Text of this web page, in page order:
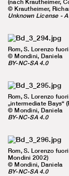
(nach Krautheimer,
© Krautheimer,
Unknown License -
Rom, S. Lorenzo
© Mondini, Daniela
BY-NC-SA 4.0
Rom, S. Lorenzo
„intermediate Bays“
© Mondini, Daniela
BY-NC-SA 4.0
Rom, S. Lorenzo
Mondini 2002)
© Mondini, Daniela
BY-NC-SA 4.0